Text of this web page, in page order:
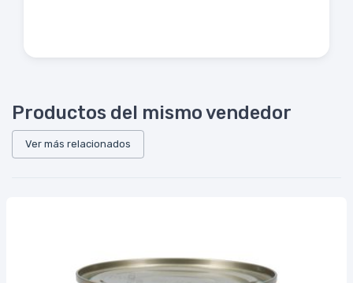
Productos del mismo vendedor
Ver más relacionados